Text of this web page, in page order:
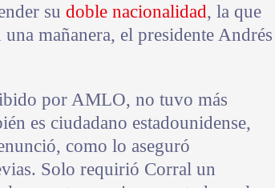
su doble nacionalidad, la que
mañanera, el presidente Andrés
por AMLO, no tuvo más
es ciudadano estadounidense,
como lo aseguró
Solo requirió Corral un